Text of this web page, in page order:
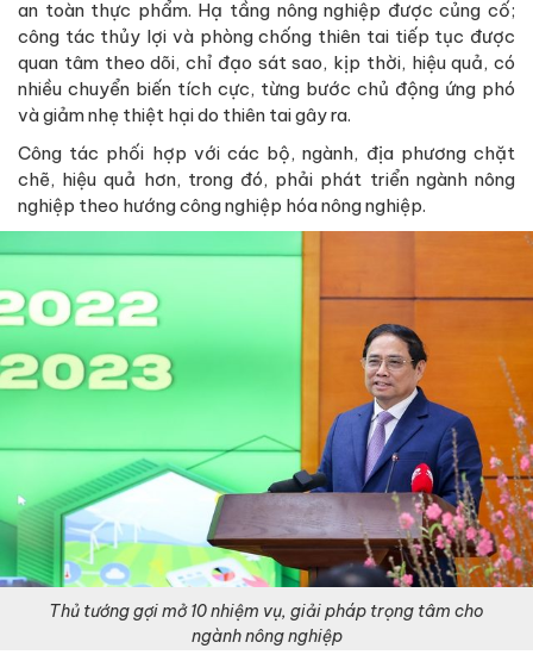
an toàn thực phẩm. Hạ tầng nông nghiệp được củng cố;
công tác thủy lợi và phòng chống thiên tai tiếp tục được
quan tâm theo dõi, chỉ đạo sát sao, kịp thời, hiệu quả, có
nhiều chuyển biến tích cực, từng bước chủ động ứng phó
và giảm nhẹ thiệt hại do thiên tai gây ra.
Công tác phối hợp với các bộ, ngành, địa phương chặt
chẽ, hiệu quả hơn, trong đó, phải phát triển ngành nông
nghiệp theo hướng công nghiệp hóa nông nghiệp.
Thủ tướng gợi mở 10 nhiệm vụ, giải pháp trọng tâm cho
ngành nông nghiệp